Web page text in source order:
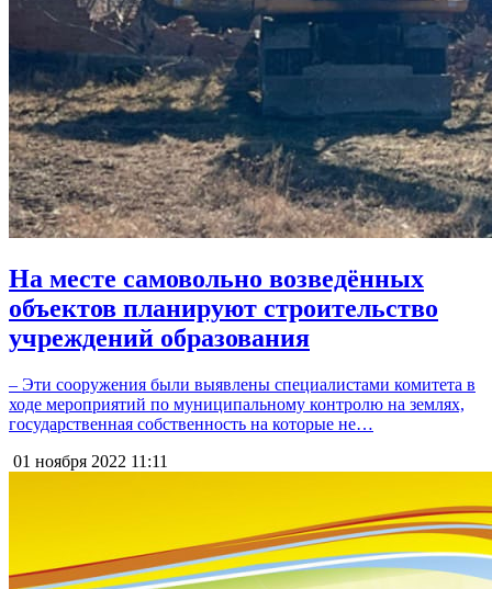
На месте самовольно возведённых
объектов планируют строительство
учреждений образования
– Эти сооружения были выявлены специалистами комитета в
ходе мероприятий по муниципальному контролю на землях,
государственная собственность на которые не…
01 ноября 2022 11:11